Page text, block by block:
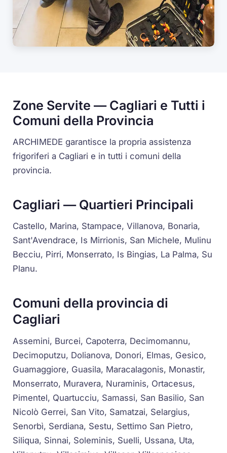
Zone Servite — Cagliari e Tutti i
Comuni della Provincia
ARCHIMEDE garantisce la propria assistenza
frigoriferi a Cagliari e in tutti i comuni della
provincia.
Cagliari — Quartieri Principali
Castello, Marina, Stampace, Villanova, Bonaria,
Sant'Avendrace, Is Mirrionis, San Michele, Mulinu
Becciu, Pirri, Monserrato, Is Bingias, La Palma, Su
Planu.
Comuni della provincia di
Cagliari
Assemini, Burcei, Capoterra, Decimomannu,
Decimoputzu, Dolianova, Donori, Elmas, Gesico,
Guamaggiore, Guasila, Maracalagonis, Monastir,
Monserrato, Muravera, Nuraminis, Ortacesus,
Pimentel, Quartucciu, Samassi, San Basilio, San
Nicolò Gerrei, San Vito, Samatzai, Selargius,
Senorbì, Serdiana, Sestu, Settimo San Pietro,
Siliqua, Sinnai, Soleminis, Suelli, Ussana, Uta,